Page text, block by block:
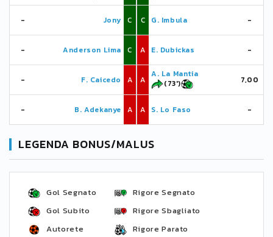
- Jony C
- Anderson Lima C
- F. Caicedo A
- B. Adekanye A
C G. Imbula -
A E. Dubickas -
A
A. La Mantia
(73')
7,00
A S. Lo Faso -
LEGENDA BONUS/MALUS
Gol Segnato
Gol Subito
Autorete
Rigore Segnato
Rigore Sbagliato
Rigore Parato